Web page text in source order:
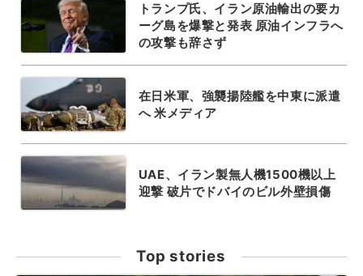
トランプ氏、イラン原油輸出の要カ
ーグ島を爆撃と発表 原油インフラへ
の攻撃も辞さず
在日米軍、強襲揚陸艦を中東に派遣
へ 米メディア
UAE、イラン製無人機1500機以上
迎撃 破片でドバイのビル外壁損傷
Top stories